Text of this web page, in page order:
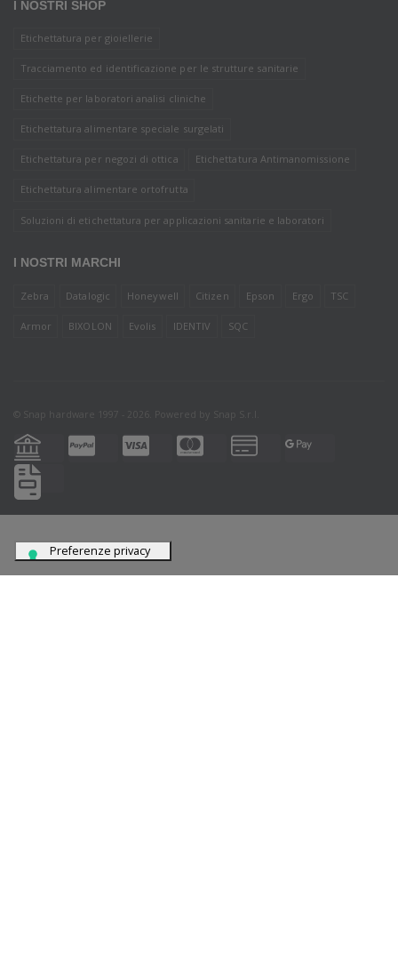
I NOSTRI SHOP
Etichettatura per gioiellerie
Tracciamento ed identificazione per le strutture sanitarie
Etichette per laboratori analisi cliniche
Etichettatura alimentare speciale surgelati
Etichettatura per negozi di ottica Etichettatura Antimanomissione
Etichettatura alimentare ortofrutta
Soluzioni di etichettatura per applicazioni sanitarie e laboratori
I NOSTRI MARCHI
Zebra Datalogic Honeywell Citizen Epson Ergo TSC
Armor BIXOLON Evolis IDENTIV SQC
© Snap hardware 1997 - 2026. Powered by Snap S.r.l.